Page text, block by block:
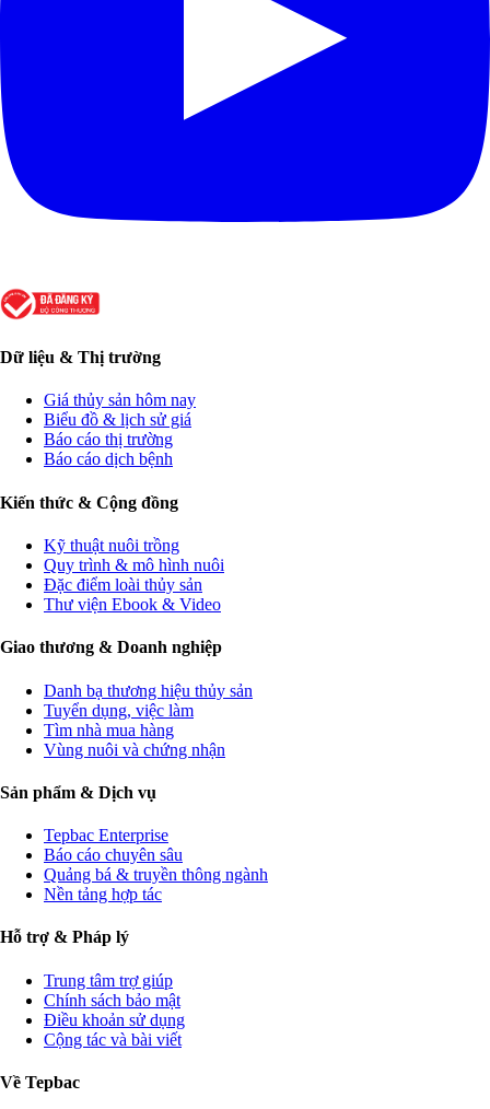
Dữ liệu & Thị trường
Giá thủy sản hôm nay
Biểu đồ & lịch sử giá
Báo cáo thị trường
Báo cáo dịch bệnh
Kiến thức & Cộng đồng
Kỹ thuật nuôi trồng
Quy trình & mô hình nuôi
Đặc điểm loài thủy sản
Thư viện Ebook & Video
Giao thương & Doanh nghiệp
Danh bạ thương hiệu thủy sản
Tuyển dụng, việc làm
Tìm nhà mua hàng
Vùng nuôi và chứng nhận
Sản phẩm & Dịch vụ
Tepbac Enterprise
Báo cáo chuyên sâu
Quảng bá & truyền thông ngành
Nền tảng hợp tác
Hỗ trợ & Pháp lý
Trung tâm trợ giúp
Chính sách bảo mật
Điều khoản sử dụng
Cộng tác và bài viết
Về Tepbac